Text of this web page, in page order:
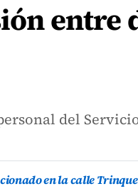
entre
del
en la calle